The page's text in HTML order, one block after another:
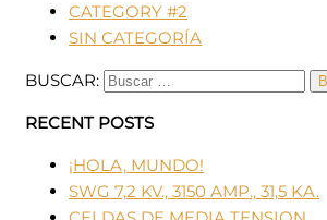
CATEGORY #2
SIN CATEGORÍA
BUSCAR:
RECENT POSTS
¡HOLA, MUNDO!
SWG 7,2 KV., 3150 AMP., 31,5 KA.